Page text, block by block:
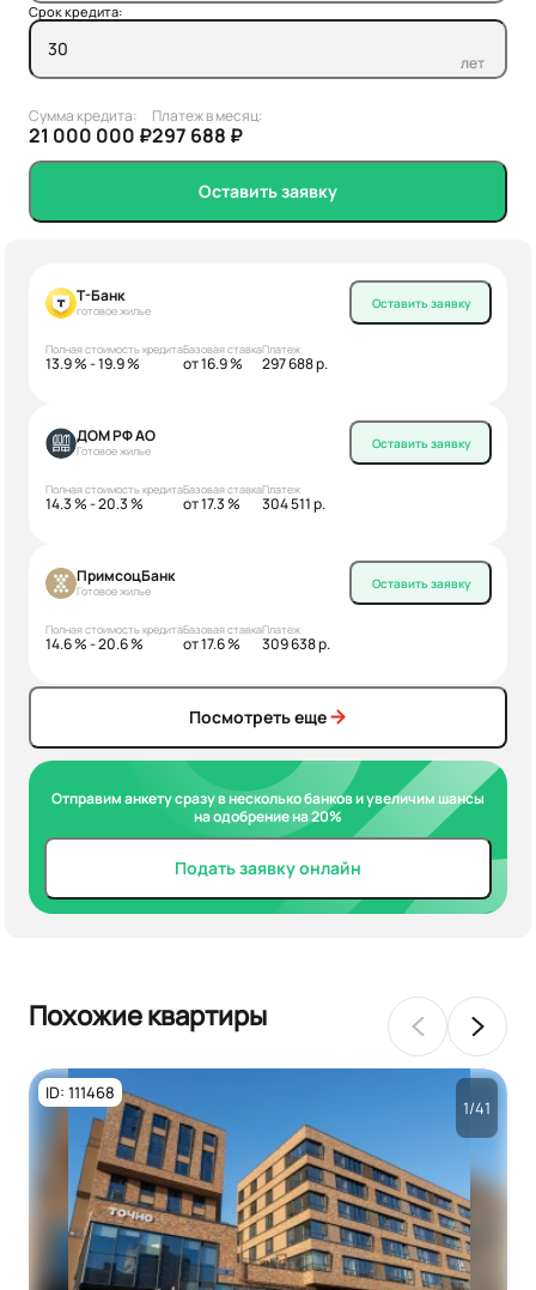
Срок кредита:
лет
Сумма кредита:
21 000 000 ₽
Платеж в месяц:
297 688 ₽
Оставить заявку
Т-Банк
готовое жилье
Полная стоимость кредита
13.9 % - 19.9 %
Базовая ставка
от 16.9 %
Платеж
297 688 р.
Оставить заявку
ДОМ РФ АО
Готовое жилье
Полная стоимость кредита
14.3 % - 20.3 %
Базовая ставка
от 17.3 %
Платеж
304 511 р.
Оставить заявку
ПримсоцБанк
Готовое жилье
Полная стоимость кредита
14.6 % - 20.6 %
Базовая ставка
от 17.6 %
Платеж
309 638 р.
Оставить заявку
Посмотреть еще
Отправим анкету сразу в несколько банков и увеличим шансы
на одобрение на 20%
Подать заявку онлайн
Похожие квартиры
ID: 111468
1/41